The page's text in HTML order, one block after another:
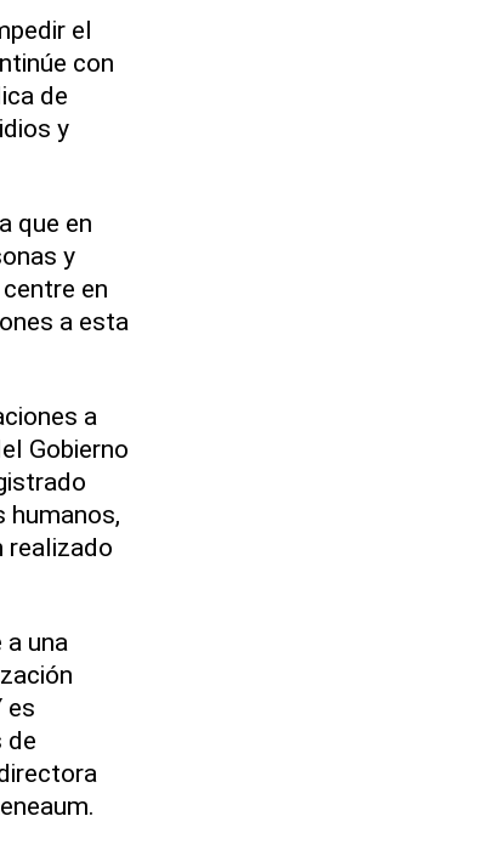
el
con
de
y
que en
y
en
a esta
a
Gobierno
humanos,
realizado
una
es
de